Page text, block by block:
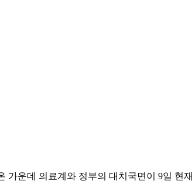
운데 의료계와 정부의 대치국면이 9일 현